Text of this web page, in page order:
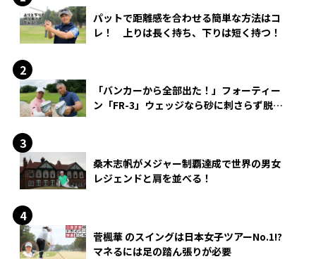
パットで距離感を合わせる簡単な方法はコ
レ！ 上りは長く持ち、下りは短く持つ！
「バンカーから全部出た！」フォーティー
ン「FR-3」ウェッジなら砂に刺さらず脱出
桑木志帆がメジャー制覇達成で世界の男女
レジェンドと肩を並べる！
菅楓華 のスイングは日本女子ツアーNo.1!?
マネるには足の踏ん張りが必要